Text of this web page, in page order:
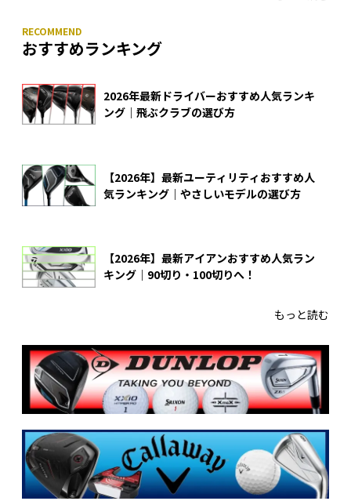
おすすめランキング
2026年最新ドライバーおすすめ人気ランキ
ング｜飛ぶクラブの選び方
【2026年】最新ユーティリティおすすめ人
気ランキング｜やさしいモデルの選び方
【2026年】最新アイアンおすすめ人気ラン
キング｜90切り・100切りへ！
もっと読む